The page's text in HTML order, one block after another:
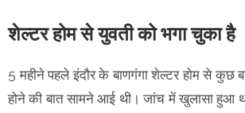
शेल्टर होम से युवती को भगा चुका है
5 महीने पहले इंदौर के बाणगंगा शेल्टर होम से कुछ
होने की बात सामने आई थी। जांच में खुलासा हुआ